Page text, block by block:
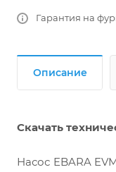
Гарантия на
Описание
Скачать
Насос EBARA